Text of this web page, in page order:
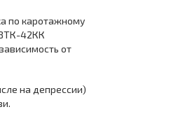
по каротажному
ЗТК-42КК
от
на депрессии)